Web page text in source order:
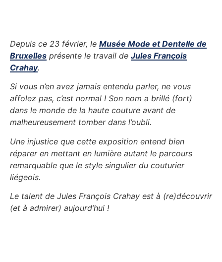
Depuis ce 23 février, le Musée Mode et Dentelle de
Bruxelles présente le travail de Jules François
Crahay.
Si vous n’en avez jamais entendu parler, ne vous
affolez pas, c’est normal ! Son nom a brillé (fort)
dans le monde de la haute couture avant de
malheureusement tomber dans l’oubli.
Une injustice que cette exposition entend bien
réparer en mettant en lumière autant le parcours
remarquable que le style singulier du couturier
liégeois.
Le talent de Jules François Crahay est à (re)découvrir
(et à admirer) aujourd’hui !